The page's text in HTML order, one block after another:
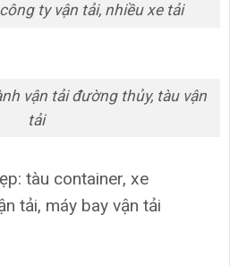
ty vận tải, nhiều xe tải
vận tải đường thủy, tàu vận
tải
tàu container, xe
tải, máy bay vận tải